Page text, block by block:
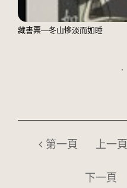
藏書票—冬山慘淡而如睡
第一頁 上一頁
下一頁